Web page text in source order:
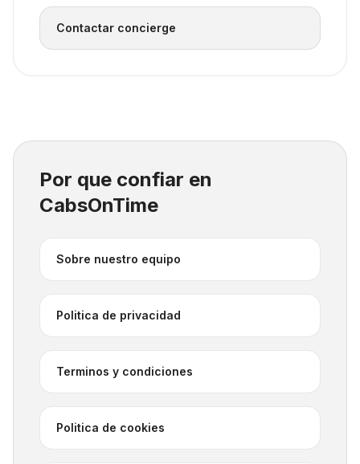
Contactar concierge
Por que confiar en
CabsOnTime
Sobre nuestro equipo
Politica de privacidad
Terminos y condiciones
Politica de cookies